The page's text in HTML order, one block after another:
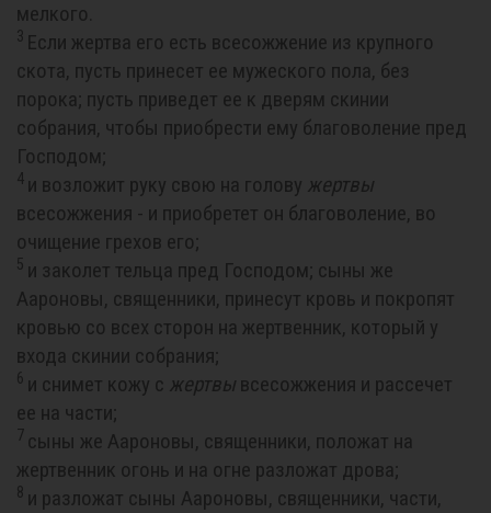
мелкого.
3 Если жертва его есть всесожжение из крупного
скота, пусть принесет ее мужеского пола, без
порока; пусть приведет ее к дверям скинии
собрания, чтобы приобрести ему благоволение пред
Господом;
4 и возложит руку свою на голову жертвы
всесожжения - и приобретет он благоволение, во
очищение грехов его;
5 и заколет тельца пред Господом; сыны же
Аароновы, священники, принесут кровь и покропят
кровью со всех сторон на жертвенник, который у
входа скинии собрания;
6 и снимет кожу с жертвы всесожжения и рассечет
ее на части;
7 сыны же Аароновы, священники, положат на
жертвенник огонь и на огне разложат дрова;
8 и разложат сыны Аароновы, священники, части,